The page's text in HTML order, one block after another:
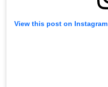
View this post on Instagram